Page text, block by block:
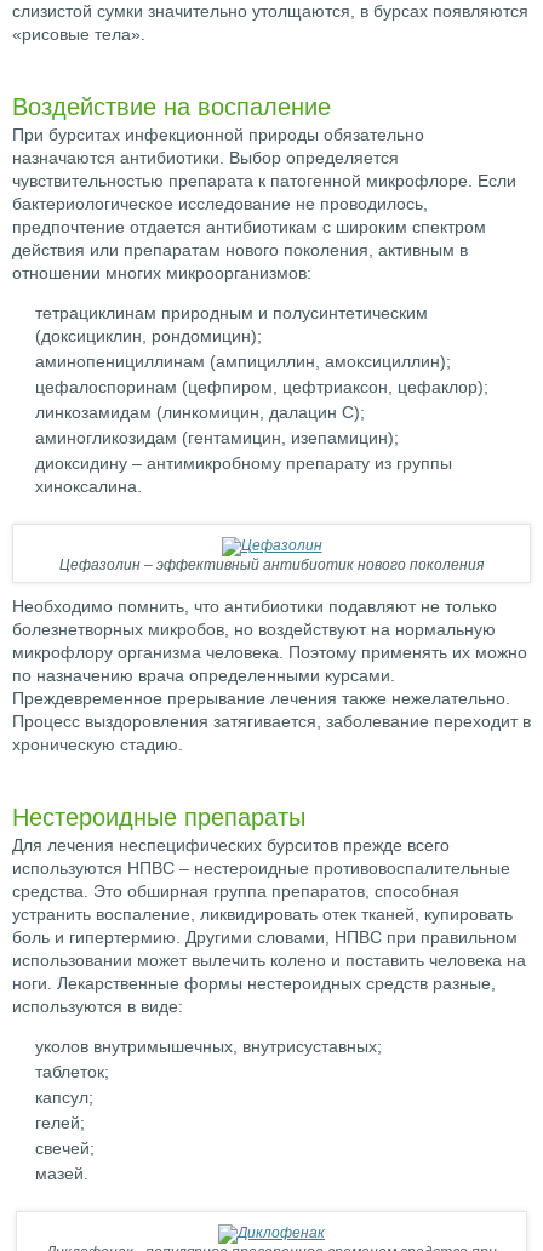
слизистой сумки значительно утолщаются, в бурсах появляются
«рисовые тела».
Воздействие на воспаление
При бурситах инфекционной природы обязательно
назначаются антибиотики. Выбор определяется
чувствительностью препарата к патогенной микрофлоре. Если
бактериологическое исследование не проводилось,
предпочтение отдается антибиотикам с широким спектром
действия или препаратам нового поколения, активным в
отношении многих микроорганизмов:
тетрациклинам природным и полусинтетическим
(доксициклин, рондомицин);
аминопенициллинам (ампициллин, амоксициллин);
цефалоспоринам (цефпиром, цефтриаксон, цефаклор);
линкозамидам (линкомицин, далацин С);
аминогликозидам (гентамицин, изепамицин);
диоксидину – антимикробному препарату из группы
хиноксалина.
Цефазолин – эффективный антибиотик нового поколения
Необходимо помнить, что антибиотики подавляют не только
болезнетворных микробов, но воздействуют на нормальную
микрофлору организма человека. Поэтому применять их можно
по назначению врача определенными курсами.
Преждевременное прерывание лечения также нежелательно.
Процесс выздоровления затягивается, заболевание переходит в
хроническую стадию.
Нестероидные препараты
Для лечения неспецифических бурситов прежде всего
используются НПВС – нестероидные противовоспалительные
средства. Это обширная группа препаратов, способная
устранить воспаление, ликвидировать отек тканей, купировать
боль и гипертермию. Другими словами, НПВС при правильном
использовании может вылечить колено и поставить человека на
ноги. Лекарственные формы нестероидных средств разные,
используются в виде:
уколов внутримышечных, внутрисуставных;
таблеток;
капсул;
гелей;
свечей;
мазей.